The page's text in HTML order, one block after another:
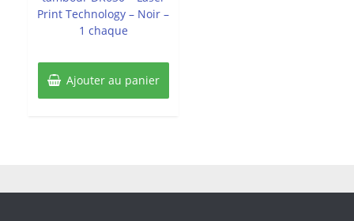
Print Technology – Noir –
1 chaque
Ajouter au panier